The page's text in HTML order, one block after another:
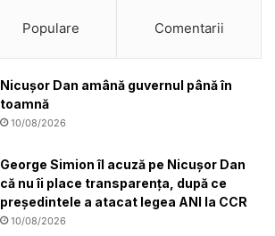
Populare Comentarii
Nicușor Dan amână guvernul până în
toamnă
10/08/2026
George Simion îl acuză pe Nicușor Dan
că nu îi place transparența, după ce
președintele a atacat legea ANI la CCR
10/08/2026